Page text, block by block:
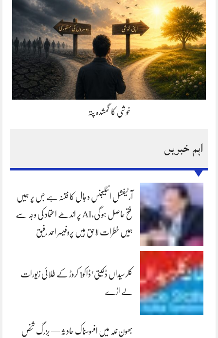
خوشی کا گمشدہ پتہ
اہم خبریں
آرٹیفشل انٹلیجنس دجال کا فتنہ ہے جس پر ہمیں
فتح حاصل ہو گی،AI پر اندھے اعتماد کی وجہ سے
ہمیں خطرات لاحق ہیں پروفیسر احمد رفیق
کلرسیداں ڈکیتی‘ڈاکو1 کروڑ کے طلائی زیورات
لے اڑے
بھون نلہ میں افسوسناک حادثہ — بزرگ شخص